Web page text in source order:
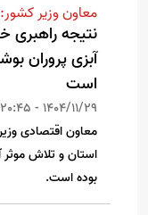
معاون وزیر کشور:
نتیجه
آبزی پروران
است
1404/11/29 - 20:45
معاون اقتصادی
استان و تلاش موثر
بوده است.